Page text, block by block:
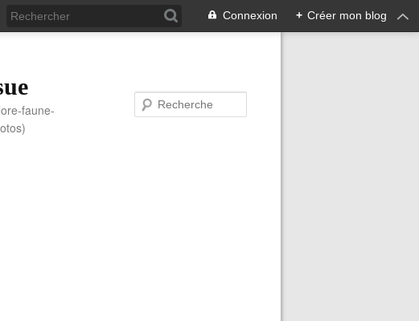
Connexion + Créer mon blog
faune-